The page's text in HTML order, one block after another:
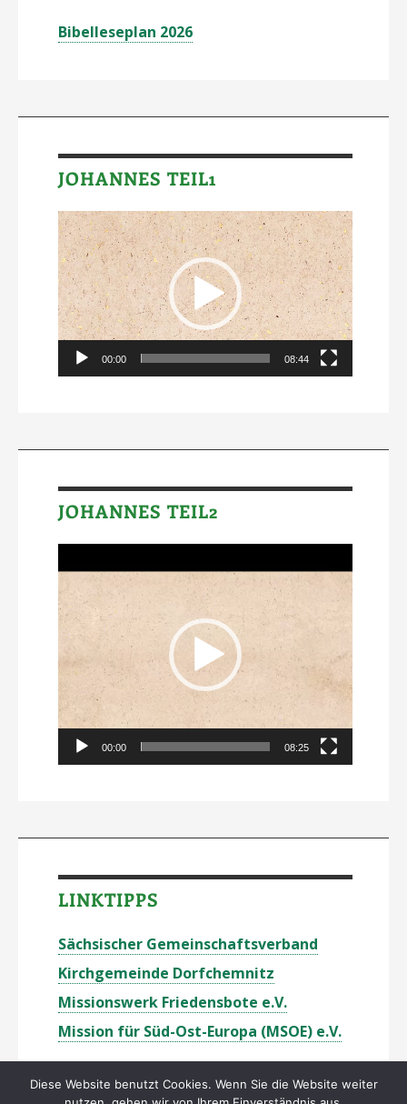
Bibelleseplan 2026
JOHANNES TEIL1
Video-
Player
00:00 08:44
JOHANNES TEIL2
Player
00:00 08:25
LINKTIPPS
Sächsischer Gemeinschaftsverband
Kirchgemeinde Dorfchemnitz
Missionswerk Friedensbote e.V.
Mission für Süd-Ost-Europa (MSOE) e.V.
Diese Website benutzt Cookies. Wenn Sie die Website weiter